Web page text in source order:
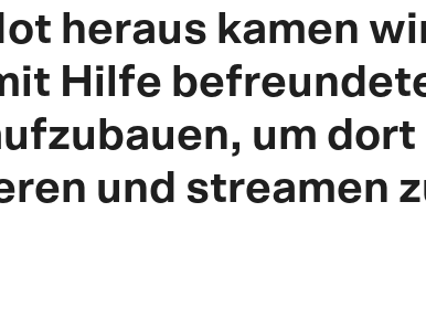
heraus kamen
Hilfe
um
und streamen